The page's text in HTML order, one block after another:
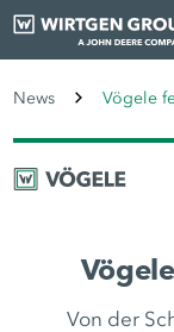
News Vögele
Von der